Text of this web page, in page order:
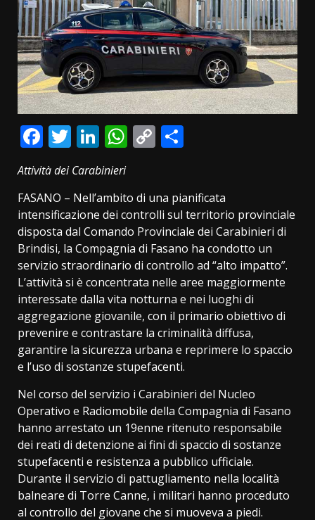
Facebook
Twitter
LinkedIn
WhatsApp
Copy
Attività dei Carabinieri
FASANO – Nell’ambito di una pianificata
intensificazione dei controlli sul territorio provinciale
disposta dal Comando Provinciale dei Carabinieri di
Brindisi, la Compagnia di Fasano ha condotto un
servizio straordinario di controllo ad “alto impatto”.
L’attività si è concentrata nelle aree maggiormente
interessate dalla vita notturna e nei luoghi di
aggregazione giovanile, con il primario obiettivo di
prevenire e contrastare la criminalità diffusa,
garantire la sicurezza urbana e reprimere lo spaccio
e l’uso di sostanze stupefacenti.
Nel corso del servizio i Carabinieri del Nucleo
Operativo e Radiomobile della Compagnia di Fasano
hanno arrestato un 19enne ritenuto responsabile
dei reati di detenzione ai fini di spaccio di sostanze
stupefacenti e resistenza a pubblico ufficiale.
Durante il servizio di pattugliamento nella località
balneare di Torre Canne, i militari hanno proceduto
al controllo del giovane che si muoveva a piedi.